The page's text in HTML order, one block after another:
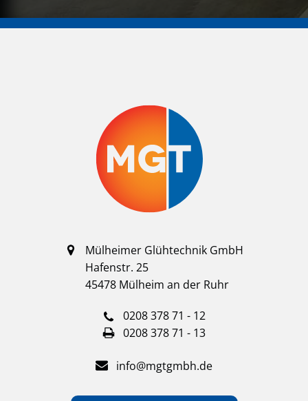
Mülheimer Glühtechnik GmbH
Hafenstr. 25
45478 Mülheim an der Ruhr
0208 378 71 - 12
0208 378 71 - 13
info@mgtgmbh.de